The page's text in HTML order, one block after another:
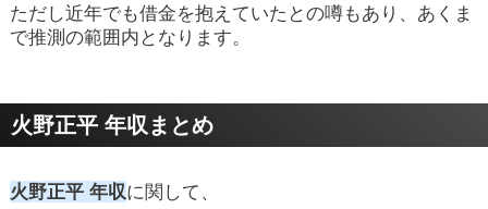
ただし近年でも借金を抱えていたとの噂もあり、あくま
で推測の範囲内となります。
火野正平 年収まとめ
火野正平 年収に関して、